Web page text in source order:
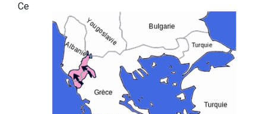
Ce